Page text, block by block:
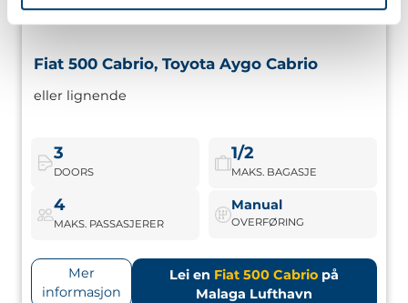
Fiat 500 Cabrio, Toyota Aygo Cabrio
eller lignende
3
DOORS
1/2
MAKS. BAGASJE
4
MAKS. PASSASJERER
Manual
OVERFØRING
Mer
informasjon
Lei en Fiat 500 Cabrio på
Malaga Lufthavn
Fiat 500 Cabrio, Toyota Aygo Cabrio
Kompakte cabrioleter, perfekte for å nyte Málaga’s klima.
Bestill nå